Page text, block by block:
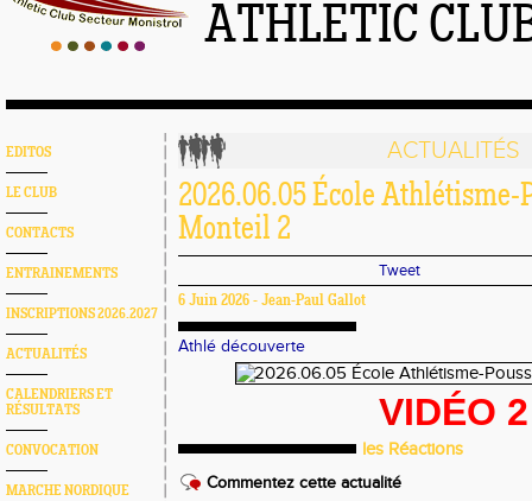
ATHLETIC
EDITOS
LE CLUB
CONTACTS
ENTRAINEMENTS
INSCRIPTIONS 2026.2027
ACTUALITÉS
CALENDRIERS ET
RÉSULTATS
CONVOCATION
MARCHE NORDIQUE
ACTUALITÉS
2026.06.05 École Athlétisme-
Monteil 2
Tweet
6 Juin 2026 - Jean-Paul Gallot
Athlé découverte
VIDÉO 2
les Réactions
Commentez cette actualité